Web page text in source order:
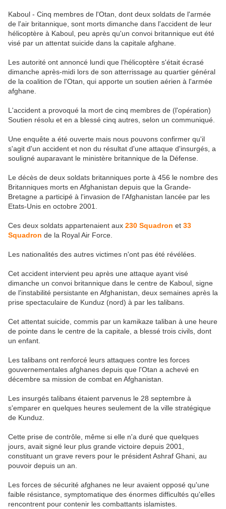
Kaboul - Cinq membres de l'Otan, dont deux soldats de l'armée
de l'air britannique, sont morts dimanche dans l'accident de leur
hélicoptère à Kaboul, peu après qu'un convoi britannique eut été
visé par un attentat suicide dans la capitale afghane.
Les autorité ont annoncé lundi que l'hélicoptère s'était écrasé
dimanche après-midi lors de son atterrissage au quartier général
de la coalition de l'Otan, qui apporte un soutien aérien à l'armée
afghane.
L'accident a provoqué la mort de cinq membres de (l'opération)
Soutien résolu et en a blessé cinq autres, selon un communiqué.
Une enquête a été ouverte mais nous pouvons confirmer qu'il
s'agit d'un accident et non du résultat d'une attaque d'insurgés, a
souligné auparavant le ministère britannique de la Défense.
Le décès de deux soldats britanniques porte à 456 le nombre des
Britanniques morts en Afghanistan depuis que la Grande-
Bretagne a participé à l'invasion de l'Afghanistan lancée par les
Etats-Unis en octobre 2001.
Ces deux soldats appartenaient aux 230 Squadron et 33
Squadron de la Royal Air Force.
Les nationalités des autres victimes n'ont pas été révélées.
Cet accident intervient peu après une attaque ayant visé
dimanche un convoi britannique dans le centre de Kaboul, signe
de l'instabilité persistante en Afghanistan, deux semaines après la
prise spectaculaire de Kunduz (nord) à par les talibans.
Cet attentat suicide, commis par un kamikaze taliban à une heure
de pointe dans le centre de la capitale, a blessé trois civils, dont
un enfant.
Les talibans ont renforcé leurs attaques contre les forces
gouvernementales afghanes depuis que l'Otan a achevé en
décembre sa mission de combat en Afghanistan.
Les insurgés talibans étaient parvenus le 28 septembre à
s'emparer en quelques heures seulement de la ville stratégique
de Kunduz.
Cette prise de contrôle, même si elle n'a duré que quelques
jours, avait signé leur plus grande victoire depuis 2001,
constituant un grave revers pour le président Ashraf Ghani, au
pouvoir depuis un an.
Les forces de sécurité afghanes ne leur avaient opposé qu'une
faible résistance, symptomatique des énormes difficultés qu'elles
rencontrent pour contenir les combattants islamistes.